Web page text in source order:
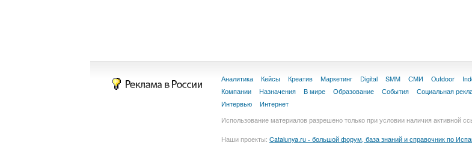
Аналитика Кейсы Креатив Маркетинг Digital SMM СМИ Outdoor
Компании
Назначения В мире Образование События Социальная
Интервью
Интернет
Использование материалов разрешено только при условии наличия активной
Наши проекты: Catalunya.ru - большой форум, база знаний и справочник по